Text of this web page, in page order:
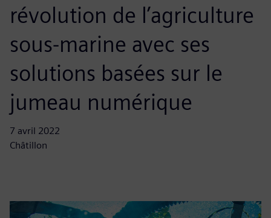
révolution de l’agriculture
sous-marine avec ses
solutions basées sur le
jumeau numérique
7 avril 2022
Châtillon